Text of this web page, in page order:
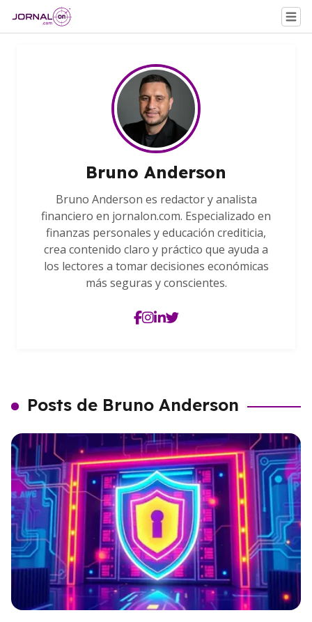
Bruno Anderson
Bruno Anderson es redactor y analista
financiero en jornalon.com. Especializado en
finanzas personales y educación crediticia,
crea contenido claro y práctico que ayuda a
los lectores a tomar decisiones económicas
más seguras y conscientes.
Posts de Bruno Anderson